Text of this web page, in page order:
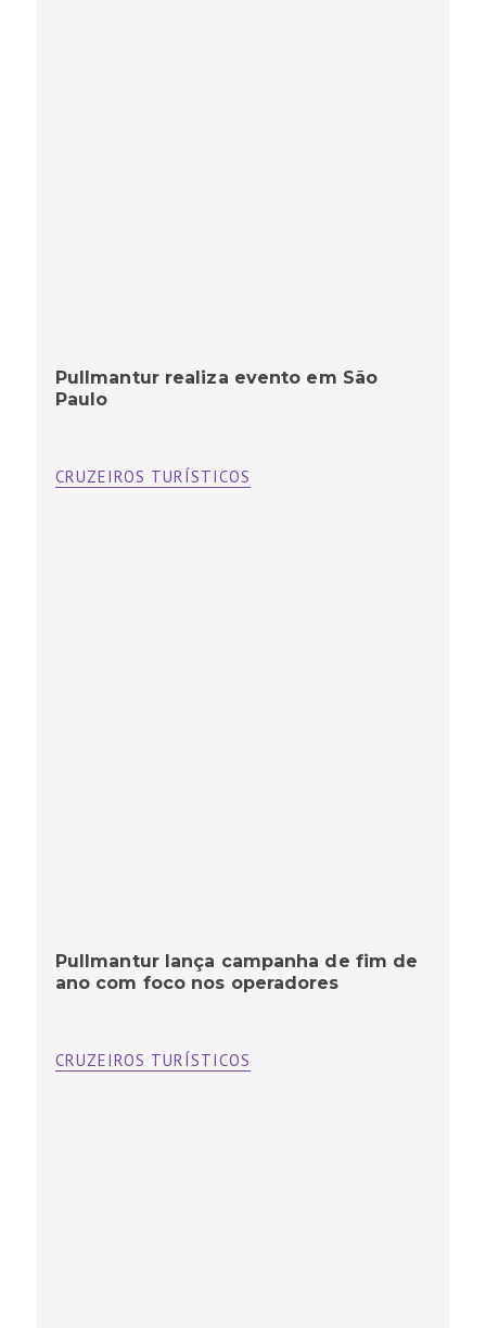
Pullmantur realiza evento em São
Paulo
CRUZEIROS TURÍSTICOS
Pullmantur lança campanha de fim de
ano com foco nos operadores
CRUZEIROS TURÍSTICOS